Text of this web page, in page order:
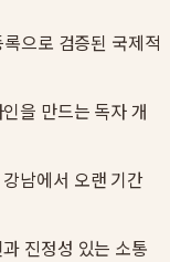
으로 검증된 국제적
을 만드는 독자 개
남에서 오랜 기간
진정성 있는 소통